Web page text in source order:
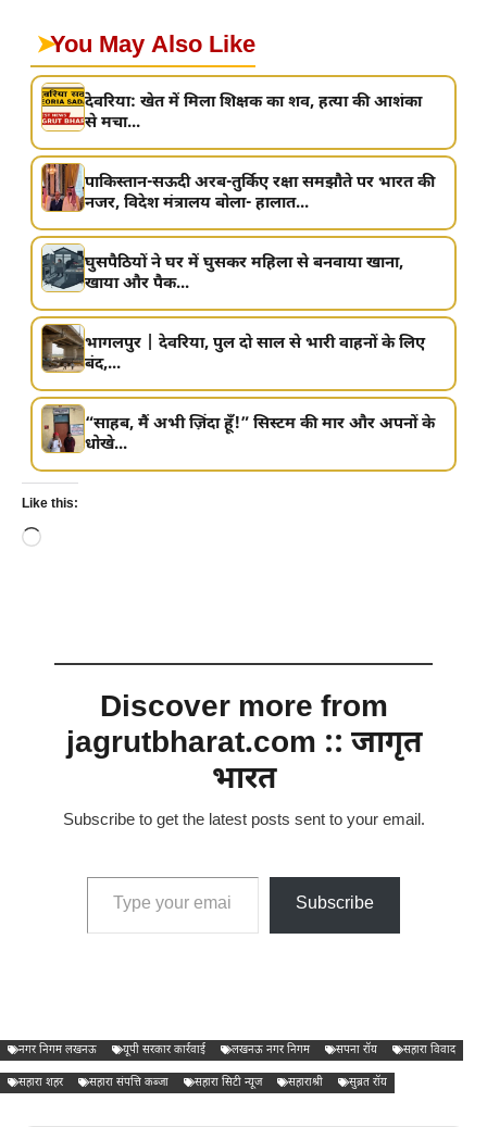
➤You May Also Like
देवरिया: खेत में मिला शिक्षक का शव, हत्या की आशंका
से मचा...
पाकिस्तान-सऊदी अरब-तुर्किए रक्षा समझौते पर भारत की
नजर, विदेश मंत्रालय बोला- हालात...
घुसपैठियों ने घर में घुसकर महिला से बनवाया खाना,
खाया और पैक...
भागलपुर | देवरिया, पुल दो साल से भारी वाहनों के लिए
बंद,...
“साहब, मैं अभी ज़िंदा हूँ!” सिस्टम की मार और अपनों के
धोखे...
Like this:
Loading…
Discover more from
jagrutbharat.com :: जागृत
भारत
Subscribe to get the latest posts sent to your email.
Type your email…
Subscribe
नगर निगम लखनऊ यूपी सरकार कार्रवाई लखनऊ नगर निगम सपना रॉय सहारा विवाद
सहारा शहर सहारा संपत्ति कब्जा सहारा सिटी न्यूज सहाराश्री सुब्रत रॉय